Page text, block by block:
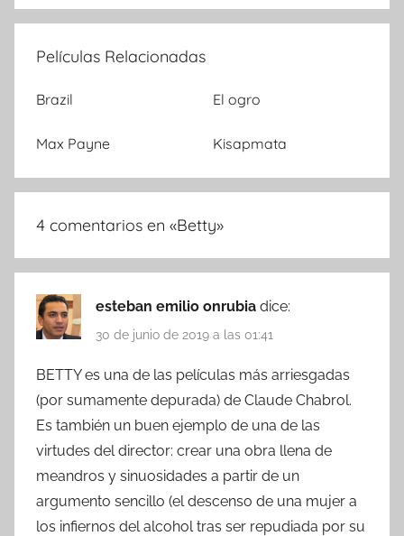
Películas Relacionadas
Brazil El ogro
Max Payne Kisapmata
4 comentarios en «Betty»
esteban emilio onrubia dice:
30 de junio de 2019 a las 01:41
BETTY es una de las películas más arriesgadas
(por sumamente depurada) de Claude Chabrol.
Es también un buen ejemplo de una de las
virtudes del director: crear una obra llena de
meandros y sinuosidades a partir de un
argumento sencillo (el descenso de una mujer a
los infiernos del alcohol tras ser repudiada por su